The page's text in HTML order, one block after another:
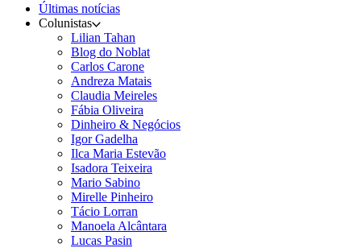
Últimas notícias
Colunistas
Lilian Tahan
Blog do Noblat
Carlos Carone
Andreza Matais
Claudia Meireles
Fábia Oliveira
Dinheiro & Negócios
Igor Gadelha
Ilca Maria Estevão
Isadora Teixeira
Mario Sabino
Mirelle Pinheiro
Tácio Lorran
Manoela Alcântara
Lucas Pasin